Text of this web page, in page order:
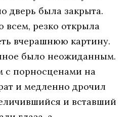
дверь была закрыта.
всем, резко открыла
вчерашнюю картину.
было неожиданным.
с порносценами на
и медленно дрочил
и вставший